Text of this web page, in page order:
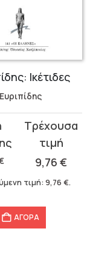
Ικέτιδες
Ευριπίδης
9,76€
τιμή:9,76€.
ΑΓΟΡΑ